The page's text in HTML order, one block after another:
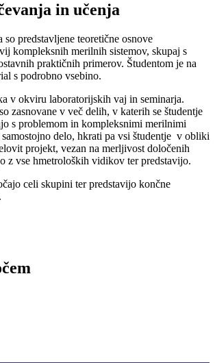
in učenja
predstavljene teoretične osnove
kompleksnih merilnih sistemov, skupaj s
praktičnih primerov. Študentom je na
s podrobno vsebino.
v okviru laboratorijskih vaj in seminarja.
zasnovane v več delih, v katerih se študentje
s problemom in kompleksnimi merilnimi
delo, hkrati pa vsi študentje v obliki
projekt, vezan na merljivost določenih
z vse hmetroloških vidikov ter predstavijo.
celi skupini ter predstavijo končne